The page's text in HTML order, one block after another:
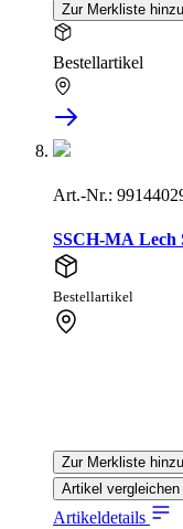
Zur Merkliste
Bestellartikel
Art.-Nr.:
SSCH-MA Lech
Bestellartikel
Zur Merkliste
Artikel vergleichen
Artikeldetails